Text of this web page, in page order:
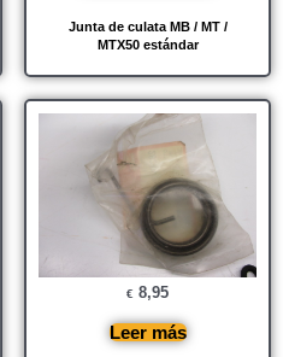
Junta de culata MB / MT /
MTX50 estándar
€ 8,95
Leer más